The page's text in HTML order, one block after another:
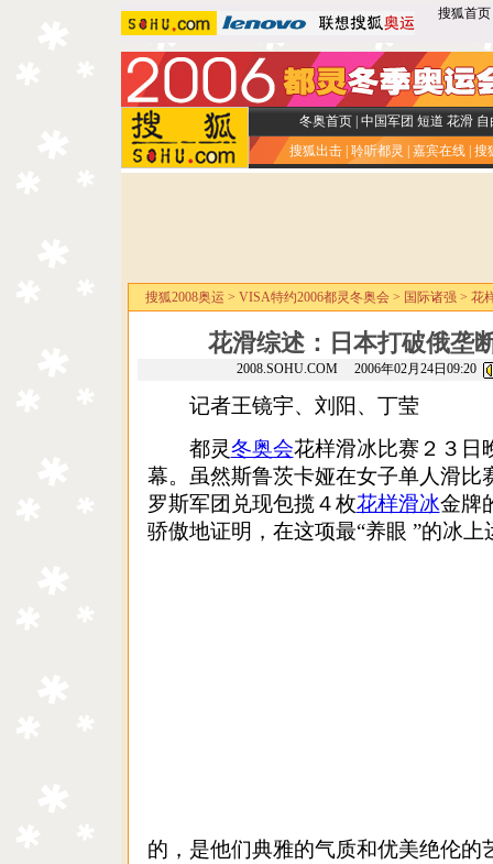
搜狐首页
冬奥首页| 中国军团 短道 花滑 自
搜狐出击 聆听都灵 嘉宾在线 搜
搜狐2008奥运 > VISA特约2006都灵冬奥会> 国际诸强> 花
花滑综述：日本打破俄垄
2008.SOHU.COM 2006年02月24日09:20
记者王镜宇、刘阳、丁莹
都灵冬奥会花样滑冰比赛２３日
幕。虽然斯鲁茨卡娅在女子单人滑比
罗斯军团兑现包揽４枚花样滑冰金牌
骄傲地证明，在这项最“养眼 ”的冰
的，是他们典雅的气质和优美绝伦的